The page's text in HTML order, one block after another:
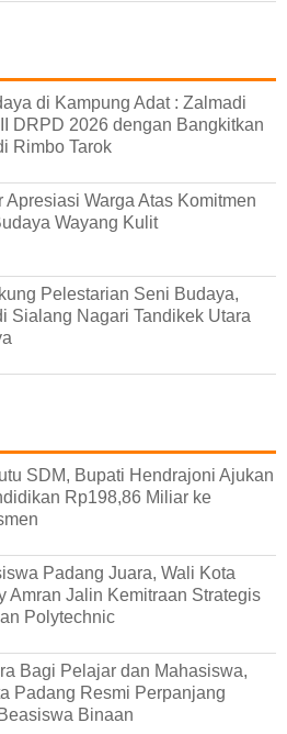
di Kampung Adat : Zalmadi
DRPD 2026 dengan Bangkitkan
Rimbo Tarok
Apresiasi Warga Atas Komitmen
Wayang Kulit
Pelestarian Seni Budaya,
Sialang Nagari Tandikek Utara
SDM, Bupati Hendrajoni Ajukan
Rp198,86 Miliar ke
Padang Juara, Wali Kota
Amran Jalin Kemitraan Strategis
Polytechnic
Bagi Pelajar dan Mahasiswa,
Padang Resmi Perpanjang
Binaan